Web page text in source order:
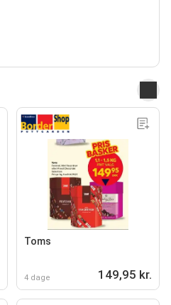
Toms
4 dage 149,95 kr.